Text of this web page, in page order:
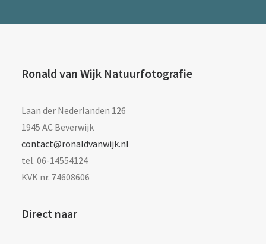
Ronald van Wijk Natuurfotografie
Laan der Nederlanden 126
1945 AC Beverwijk
contact@ronaldvanwijk.nl
tel. 06-14554124
KVK nr. 74608606
Direct naar